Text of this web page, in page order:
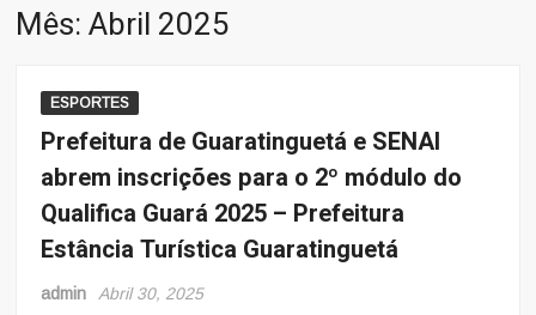
Mês:Abril 2025
ESPORTES
Prefeitura de Guaratinguetá e SENAI
abrem inscrições para o 2º módulo do
Qualifica Guará 2025 – Prefeitura
Estância Turística Guaratinguetá
admin Abril 30, 2025